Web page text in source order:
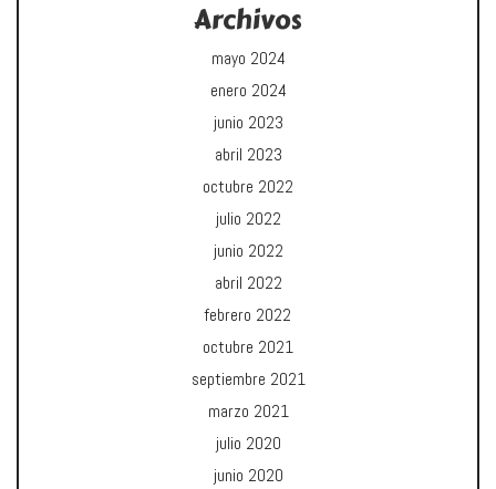
Archivos
mayo 2024
enero 2024
junio 2023
abril 2023
octubre 2022
julio 2022
junio 2022
abril 2022
febrero 2022
octubre 2021
septiembre 2021
marzo 2021
julio 2020
junio 2020